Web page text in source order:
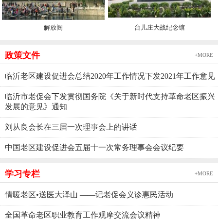
解放阁 台儿庄大战纪念馆
政策文件 +MORE
临沂老区建设促进会总结2020年工作情况下发2021年工作意见
临沂市老促会下发贯彻国务院《关于新时代支持革命老区振兴
发展的意见》通知
刘从良会长在三届一次理事会上的讲话
中国老区建设促进会五届十一次常务理事会会议纪要
学习专栏 +MORE
情暖老区•送医大泽山 ——记老促会义诊惠民活动
全国革命老区职业教育工作观摩交流会议精神